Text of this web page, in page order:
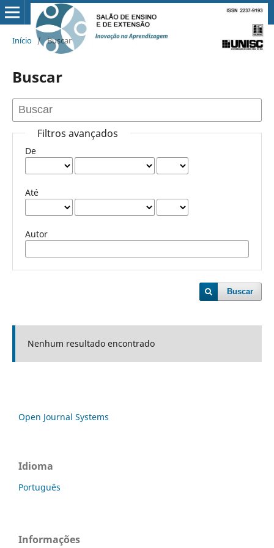
Início / Buscar
Buscar
Filtros avançados
De
Até
Autor
Buscar
Nenhum resultado encontrado
Open Journal Systems
Idioma
Português
Informações